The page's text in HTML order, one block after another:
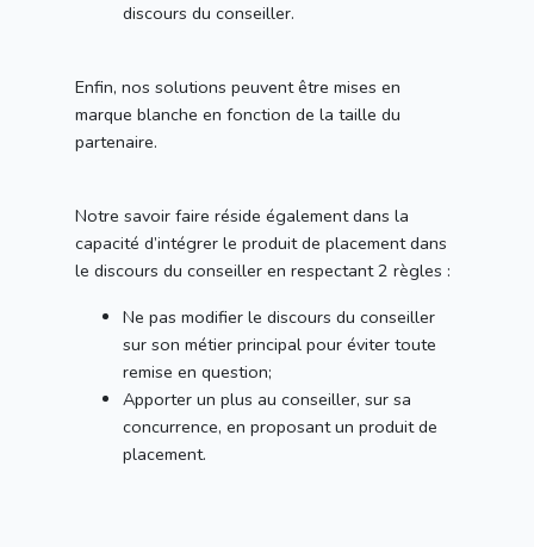
discours du conseiller.
Enfin, nos solutions peuvent être mises en
marque blanche en fonction de la taille du
partenaire.
Notre savoir faire réside également dans la
capacité d’intégrer le produit de placement dans
le discours du conseiller en respectant 2 règles :
Ne pas modifier le discours du conseiller
sur son métier principal pour éviter toute
remise en question;
Apporter un plus au conseiller, sur sa
concurrence, en proposant un produit de
placement.